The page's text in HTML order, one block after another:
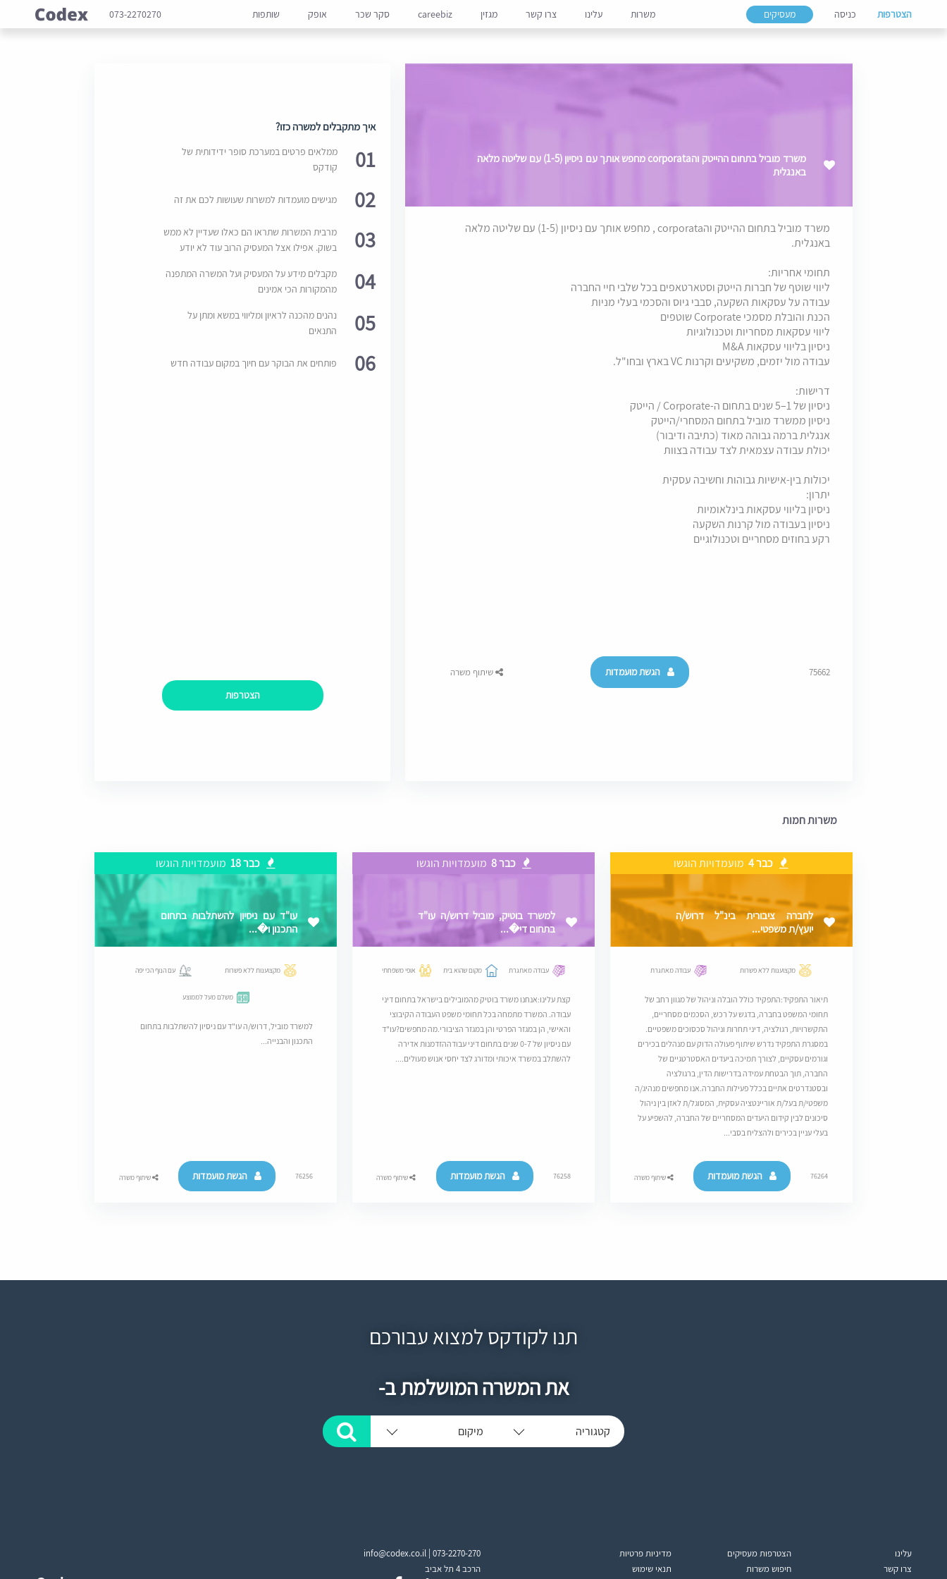
הצטרפות כניסה מעסיקים משרות עלינו צרו קשר מגזין careebiz סקר שכר אופק שותפות 073-2270270
משרד מוביל בתחום ההייטק והcorporata מחפש אותך עם ניסיון (1-5) עם שליטה מלאה
באנגלית
משרד מוביל בתחום ההייטק והcorporata , מחפש אותך עם ניסיון (1-5) עם שליטה מלאה
באנגלית.
תחומי אחריות:
ליווי שוטף של חברות הייטק וסטארטאפים בכל שלבי חיי החברה
עבודה על עסקאות השקעה, סבבי גיוס והסכמי בעלי מניות
הכנת והובלת מסמכי Corporate שוטפים
ליווי עסקאות מסחריות וטכנולוגיות
ניסיון בליווי עסקאות M&A
עבודה מול יזמים, משקיעים וקרנות VC בארץ ובחו"ל.
דרישות:
ניסיון של 1–5 שנים בתחום ה-Corporate / הייטק
ניסיון ממשרד מוביל בתחום המסחרי/הייטק
אנגלית ברמה גבוהה מאוד (כתיבה ודיבור)
יכולת עבודה עצמאית לצד עבודה בצוות
יכולות בין-אישיות גבוהות וחשיבה עסקית
יתרון:
ניסיון בליווי עסקאות בינלאומיות
ניסיון בעבודה מול קרנות השקעה
רקע בחוזים מסחריים וטכנולוגיים
75662 הגשת מועמדות שיתוף משרה
איך מתקבלים למשרה כזו?
01
ממלאים פרטים במערכת סופר ידידותית של
קודקס
02 מגישים מועמדות למשרות שעושות לכם את זה
03
מרבית המשרות שתראו הם כאלו שעדיין לא ממש
בשוק. אפילו אצל המעסיק הרוב עוד לא יודע
04
מקבלים מידע על המעסיק ועל המשרה המתפנה
מהמקורות הכי אמינים
05
נהנים מהכנה לראיון ומליווי במשא ומתן על
התנאים
06 פותחים את הבוקר עם חיוך במקום עבודה חדש
הצטרפות
משרות חמות
כבר 4 מועמדויות הוגשו
לחברה ציבורית בינ"ל דרוש/ה
יועץ/ת משפטי...
מקצוענות ללא פשרות עבודה מאתגרת
תיאור התפקיד:התפקיד כולל הובלה וניהול של מגוון רחב של
תחומי המשפט בחברה, בדגש על רכש, הסכמים מסחריים,
התקשרויות, רגולציה, דיני תחרות וניהול סכסוכים משפטיים.
במסגרת התפקיד נדרש שיתוף פעולה הדוק עם מנהלים בכירים
וגורמים עסקיים, לצורך תמיכה ביעדים האסטרטגיים של
החברה, תוך הבטחת עמידה בדרישות הדין, ברגולציה
ובסטנדרטים אתיים בכלל פעילות החברה.אנו מחפשים מנהיג/ה
משפטי/ת בעל/ת אוריינטציה עסקית, המסוגל/ת לאזן בין ניהול
סיכונים לבין קידום היעדים המסחריים של החברה, להשפיע על
בעלי עניין בכירים ולהצליח בסבי...
76264 הגשת מועמדות שיתוף משרה
כבר 8 מועמדויות הוגשו
למשרד בוטיק, מוביל דרוש/ה עו"ד
בתחום די�...
עבודה מאתגרת מקום שהוא בית אופי משפחתי
קצת עלינו:אנחנו משרד בוטיק מהמובילים בישראל בתחום דיני
עבודה. המשרד מתמחה בכל תחומי משפט העבודה הקיבוצי
והאישי, הן במגזר הפרטי והן במגזר הציבורי.מה מחפשים?עו"ד
עם ניסיון של 0-7 שנים בתחום דיני עבודההזדמנות אדירה
להשתלב במשרד איכותי ומדורג לצד יחסי אנוש מעולים....
76258 הגשת מועמדות שיתוף משרה
כבר 18 מועמדויות הוגשו
עו"ד עם ניסיון להשתלבות בתחום
התכנון ו�...
מקצוענות ללא פשרות עם הנוף הכי יפה
משלם מעל לממוצע
למשרד מוביל, דרוש/ה עו"ד עם ניסיון להשתלבות בתחום
התכנון והבנייה...
76256 הגשת מועמדות שיתוף משרה
תנו לקודקס למצוא עבורכם
את המשרה המושלמת ב-
קטגוריה מיקום
עלינו
צרו קשר
הצטרפות מעסיקים
חיפוש משרות
מדיניות פרטיות
תנאי שימוש
info@codex.co.il | 073-2270-270
הרכב 4 תל אביב